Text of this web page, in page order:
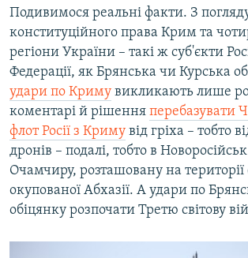
Подивимося реальні факти. З
конституційного права Крим та
регіони України – такі ж суб'єкти
Федерації, як Брянська чи Курська
удари по Криму викликають лише
коментарі й рішення перебазувати
флот Росії з Криму від гріха – тобто
дронів – подалі, тобто в
Очамчиру, розташовану на
окупованої Абхазії. А удари по
обіцянку розпочати Третю світову